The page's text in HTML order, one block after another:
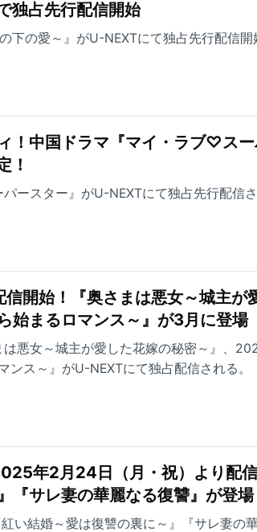
独占先行配信開始
の愛～』がU-NEXTにて独占先行配信開
！中国ドラマ『マイ・ラブ♡ス
！
ースター』がU-NEXTにて独占先行配信さ
開始！『奥さまは悪女～城主が
始まるロマンス～』が3月に登場
悪女～城主が愛した花嫁の秘密～』、
ス～』がU-NEXTにて独占配信される。
年2月24日（月・祝）より配
『サレ妻の華麗なる復讐』が登場
い結婚～愛は復讐の裏に～』『サレ妻の